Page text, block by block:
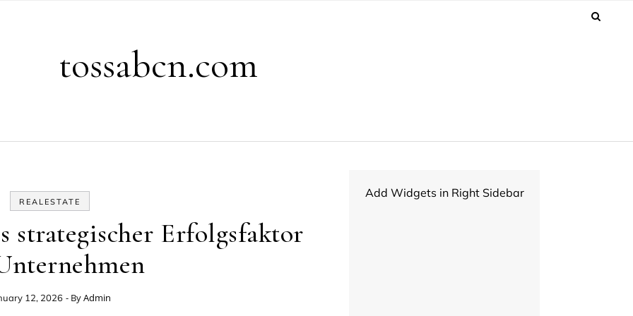
tossabcn.com
REALESTATE
strategischer Erfolgsfaktor
12, 2026 - ByAdmin
Add Widgets in Right Sidebar